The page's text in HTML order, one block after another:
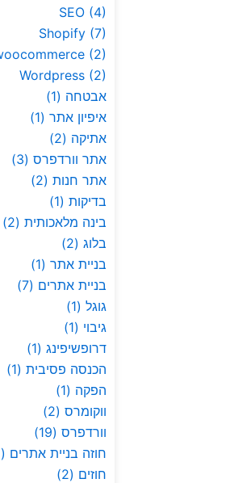
SEO (4)
Shopify (7)
(2)
Wordpress (2)
אבטחה (1)
איפיון אתר (1)
אתיקה (2)
אתר וורדפרס (3)
אתר חנות (2)
בדיקות (1)
בינה מלאכותית (2)
בלוג (2)
בניית אתר (1)
בניית אתרים (7)
גוגל (1)
גיבוי (1)
דרופשיפינג (1)
הכנסה פסיבית (1)
הפקה (1)
ווקומרס (2)
וורדפרס (19)
חוזה בניית אתרים (2)
חוזים (2)